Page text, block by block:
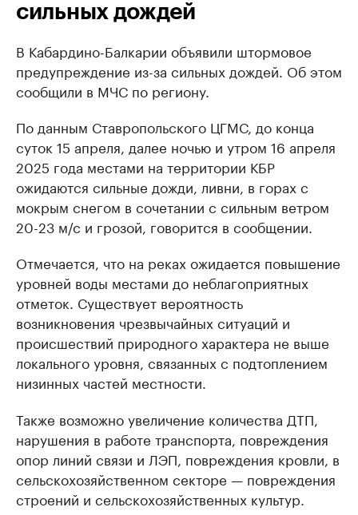
сильных дождей
В Кабардино-Балкарии объявили штормовое
предупреждение из-за сильных дождей. Об этом
сообщили в МЧС по региону.
По данным Ставропольского ЦГМС, до конца
суток 15 апреля, далее ночью и утром 16 апреля
2025 года местами на территории КБР
ожидаются сильные дожди, ливни, в горах с
мокрым снегом в сочетании с сильным ветром
20-23 м/с и грозой, говорится в сообщении.
Отмечается, что на реках ожидается повышение
уровней воды местами до неблагоприятных
отметок. Существует вероятность
возникновения чрезвычайных ситуаций и
происшествий природного характера не выше
локального уровня, связанных с подтоплением
низинных частей местности.
Также возможно увеличение количества ДТП,
нарушения в работе транспорта, повреждения
опор линий связи и ЛЭП, повреждения кровли, в
сельскохозяйственном секторе — повреждения
строений и сельскохозяйственных культур.